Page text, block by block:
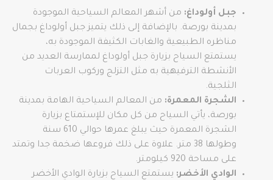
جبل أولوداغ: من أشهر المعالم السياحية الموجودة
بمدينة بورصة. بالإضافة إلى ذلك يتميز جبل أولوداغ بجمال
مناظره الطبيعية والغابات الكثيفة الموجودة به،
يستمتع السياح بزيارة جبل أولوداغ لممارسة العديد من
الأنشطة الترفيهية به مثل التزلج وركوب العربات
الثلجية.
الشجرة المعمرة: من المعالم السياحية الهامة بمدينة
بورصة، يأتي السياح من كل مكان للإستمتاع بزيارة
الشجرة المعمرة حيث يبلغ عمرها حوالي 610 سنة
وطولها 38 متر. علاوة على ذلك فروعها ضخمة جدا وتمتد
على مساحة 920 كيلومتر.
الوادي الأخضر: يستمتع السياح بزيارة الوادي الأخضر